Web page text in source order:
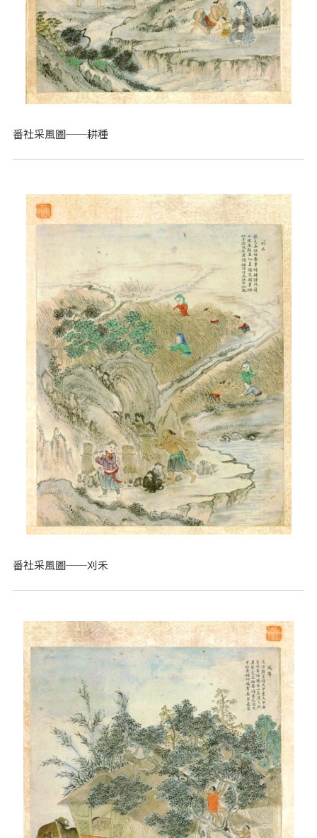
番社采風圖──耕種
番社采風圖──刈禾